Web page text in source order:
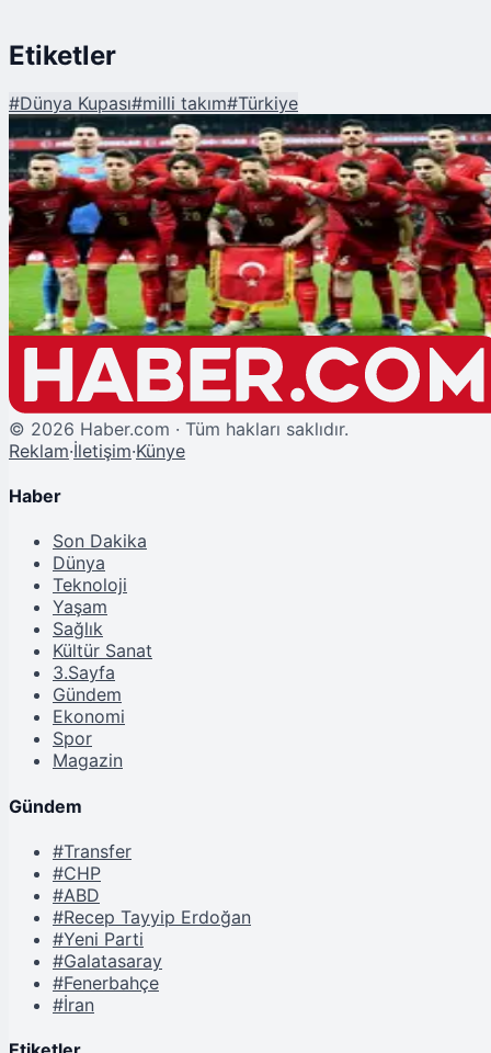
Etiketler
#Dünya Kupası#milli takım#Türkiye
Şu An Okunan
A Milliler Kadıköy'de Sahne Alıyor: Kuzey Makedonya Hazırlık Maçı Yarın!
© 2026 Haber.com · Tüm hakları saklıdır.
Reklam·İletişim·Künye
Haber
Son Dakika
Dünya
Teknoloji
Yaşam
Sağlık
Kültür Sanat
3.Sayfa
Gündem
Ekonomi
Spor
Magazin
Gündem
#Transfer
#CHP
#ABD
#Recep Tayyip Erdoğan
#Yeni Parti
#Galatasaray
#Fenerbahçe
#İran